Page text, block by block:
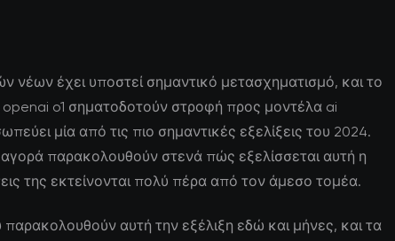
νέων έχει υποστεί σημαντικό μετασχηματισμό, και το
o1 σηματοδοτούν στροφή προς μοντέλα ai
μία από τις πιο σημαντικές εξελίξεις του 2024.
παρακολουθούν στενά πώς εξελίσσεται αυτή η
της εκτείνονται πολύ πέρα από τον άμεσο τομέα.
αυτή την εξέλιξη εδώ και μήνες, και τα